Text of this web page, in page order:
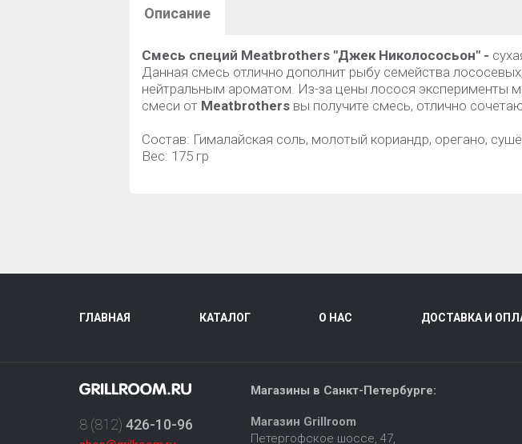
Описание
Смесь специй Meatbrothers "Джек Николососьон" -
Данная смесь отлично дополнит рыбу семейства
нейтральным ароматом. Из-за цены лосося эксперименты
смеси от Meatbrothers вы получите смесь, отлично
Состав: Гималайская соль, молотый кориандр, орегано,
Вес: 175 гр
ГЛАВНАЯ КАТАЛОГ О НАС ДОСТАВКА И
8 (812) 426-10-96
Магазины в Санкт-Петербурге:
Магазин Grillroom
Петергофское шоссе, 47,